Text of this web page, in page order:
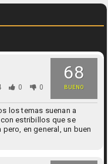
68
BUENO
0 0
los temas suenan a
estribillos que se
en general, un buen